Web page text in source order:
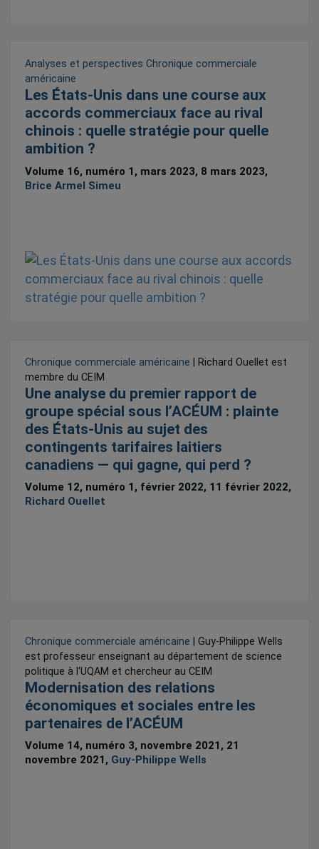
Analyses et perspectives Chronique commerciale
américaine
Les États-Unis dans une course aux
accords commerciaux face au rival
chinois : quelle stratégie pour quelle
ambition ?
Volume 16, numéro 1, mars 2023, 8 mars 2023,
Brice Armel Simeu
Chronique commerciale américaine | Richard Ouellet est
membre du CEIM
Une analyse du premier rapport de
groupe spécial sous l’ACÉUM : plainte
des États-Unis au sujet des
contingents tarifaires laitiers
canadiens — qui gagne, qui perd ?
Volume 12, numéro 1, février 2022, 11 février 2022,
Richard Ouellet
Chronique commerciale américaine | Guy-Philippe Wells
est professeur enseignant au département de science
politique à l'UQAM et chercheur au CEIM
Modernisation des relations
économiques et sociales entre les
partenaires de l’ACÉUM
Volume 14, numéro 3, novembre 2021, 21
novembre 2021, Guy-Philippe Wells